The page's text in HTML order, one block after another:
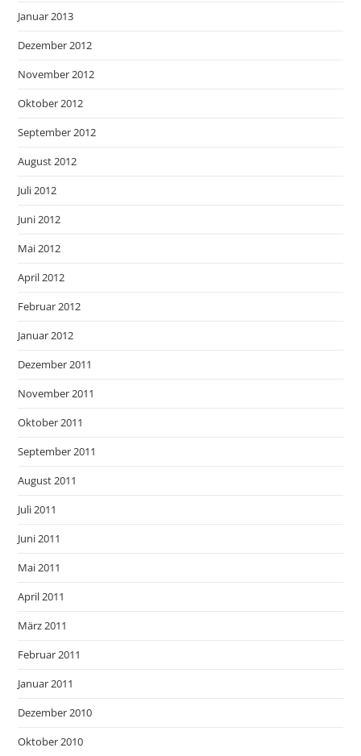
Januar 2013
Dezember 2012
November 2012
Oktober 2012
September 2012
August 2012
Juli 2012
Juni 2012
Mai 2012
April 2012
Februar 2012
Januar 2012
Dezember 2011
November 2011
Oktober 2011
September 2011
August 2011
Juli 2011
Juni 2011
Mai 2011
April 2011
März 2011
Februar 2011
Januar 2011
Dezember 2010
Oktober 2010